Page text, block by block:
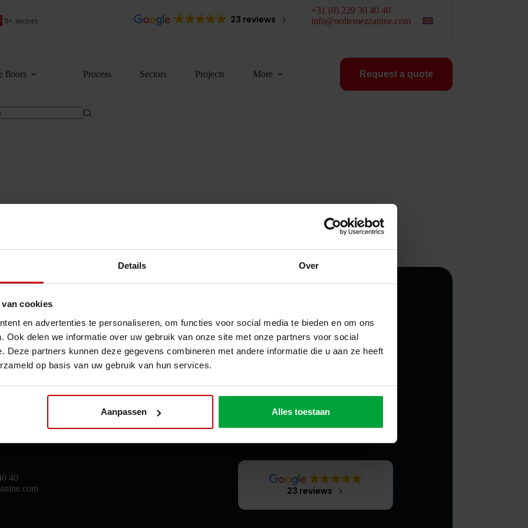
Details Over
cookies
en advertenties te personaliseren, om functies voor social media te bieden en om ons
Ook delen we informatie over uw gebruik van onze site met onze partners voor social
Deze partners kunnen deze gegevens combineren met andere informatie die u aan ze heeft
op basis van uw gebruik van hun services.
Aanpassen Alles toestaan
8+ sectors 23 reviews
+31 (0) 229 30 40 40
info@noltemezzanine.com
floors Process Sectors Projects More Request a quote
Products
Mezzanine floors
Mezzanine floor
First floor
Storey floor
Office mezzanine floors
About us
Nolte Mezzanine designs, manufactures
throughout Europe. We specialise in
cold-formed and hot-formed steel
according to your wishes and are truly
CE-marked
40
23 reviews